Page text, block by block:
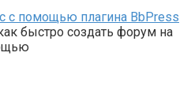
с помощью плагина BbPress
быстро создать форум на